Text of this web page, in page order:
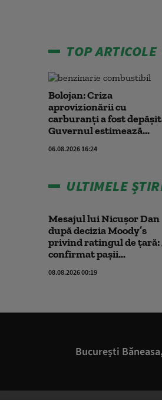
TOP ARTICOLE
Bolojan: Criza
aprovizionării cu
carburanți a fost
Guvernul estimează...
06.08.2026 16:24
ULTIMELE
Mesajul lui Nicușor Dan
după decizia Moody’s
privind ratingul de țară:
confirmat pașii...
08.08.2026 00:19
București